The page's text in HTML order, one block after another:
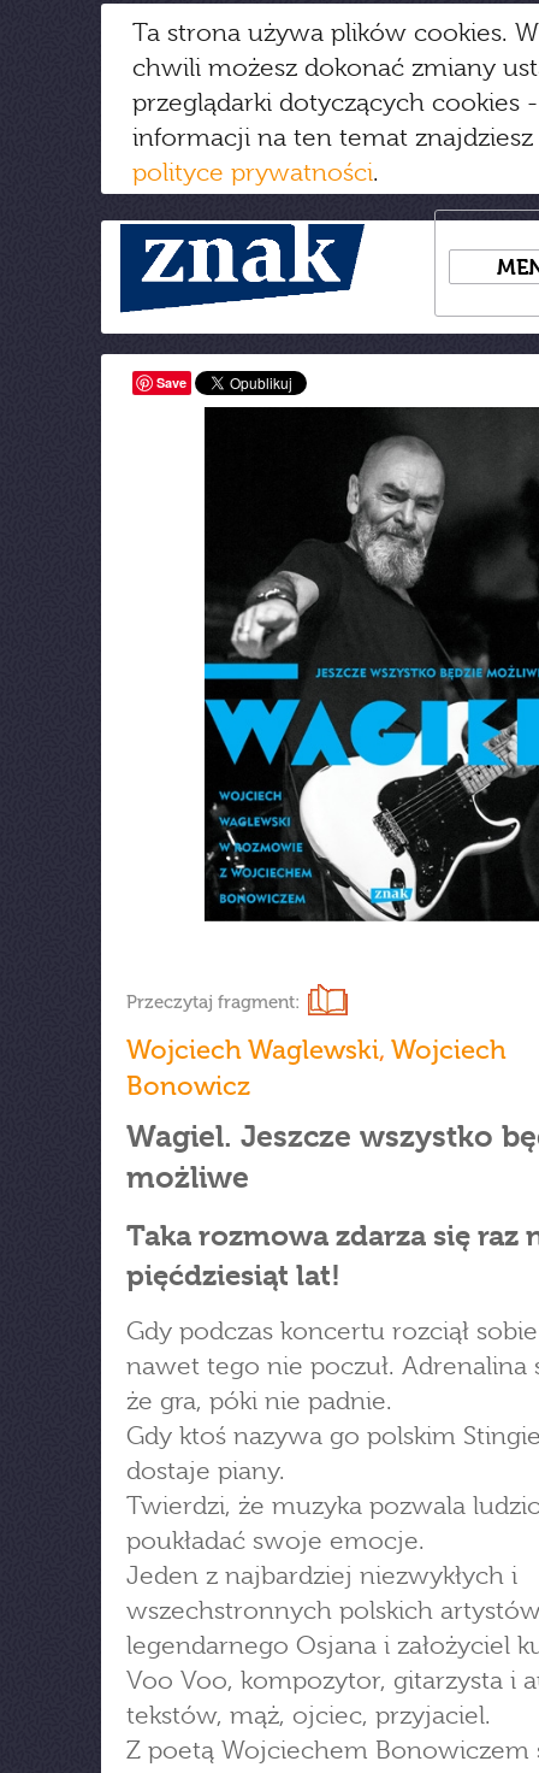
Ta strona używa plików cookies.
chwili możesz dokonać zmiany
przeglądarki dotyczących cookies
informacji na ten temat
polityce prywatności.
Save
Przeczytaj fragment:
Wojciech Waglewski, Wojciech
Bonowicz
Wagiel. Jeszcze wszystko
możliwe
Taka rozmowa zdarza się raz
pięćdziesiąt lat!
Gdy podczas koncertu rozciął
nawet tego nie poczuł. Adrenalina
że gra, póki nie padnie.
Gdy ktoś nazywa go polskim
dostaje piany.
Twierdzi, że muzyka pozwala
poukładać swoje emocje.
Jeden z najbardziej niezwykłych i
wszechstronnych polskich
legendarnego Osjana i założyciel
Voo Voo, kompozytor, gitarzysta i
tekstów, mąż, ojciec, przyjaciel.
Z poetą Wojciechem Bonowiczem